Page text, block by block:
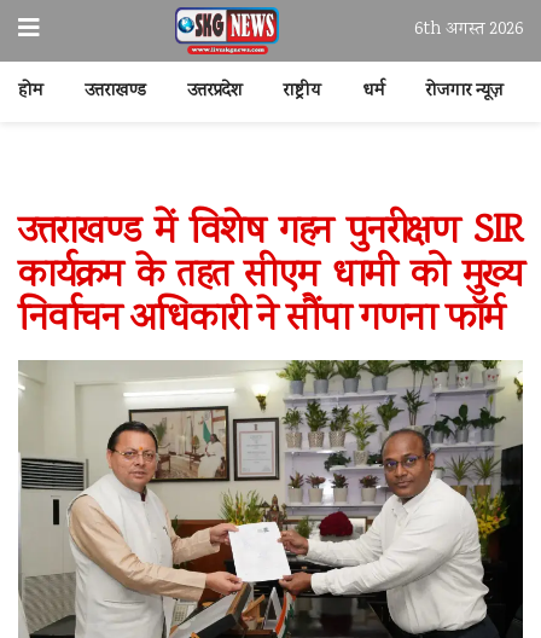
6th अगस्त 2026
होम उत्तराखण्ड उत्तरप्रदेश राष्ट्रीय धर्म रोजगार न्यूज़
उत्तराखण्ड में विशेष गहन पुनरीक्षण SIR
कार्यक्रम के तहत सीएम धामी को मुख्य
निर्वाचन अधिकारी ने सौंपा गणना फॉर्म